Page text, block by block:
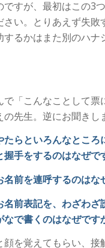
ですが、最初はこの3
さい。とりあえず失敗
するかはまた別のハナ
で「こんなことして票
先生。逆にお聞きし
たらといろんなところ
握手をするのはなぜで
名前を連呼するのはな
名前表記を、わざわざ
なで書くのはなぜです
顔を覚えてもらい、接